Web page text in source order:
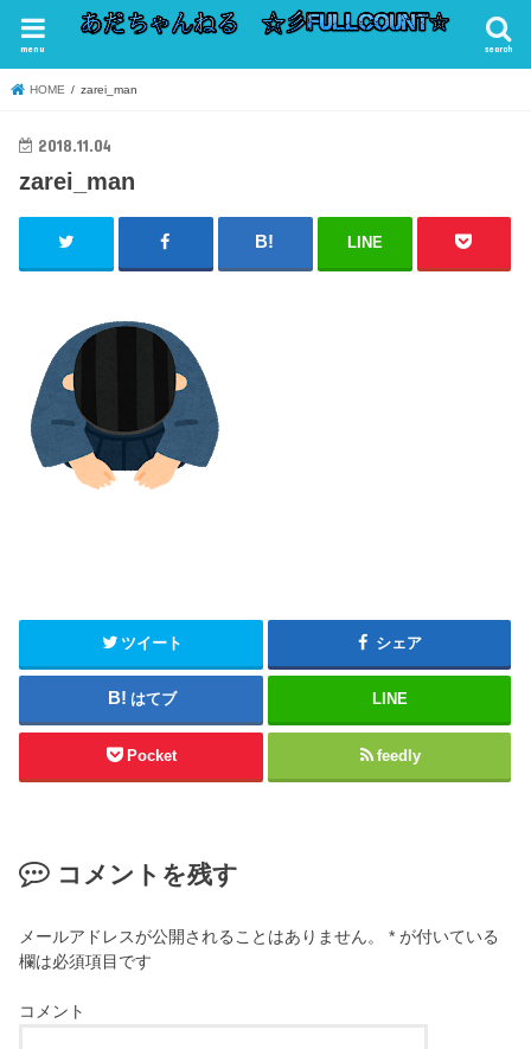
search
menu
HOME zarei_man
2018.11.04
zarei_man
LINE
ツイート シェア
はてブ LINE
Pocket feedly
コメントを残す
メールアドレスが公開されることはありません。 * が付いている
欄は必須項目です
コメント